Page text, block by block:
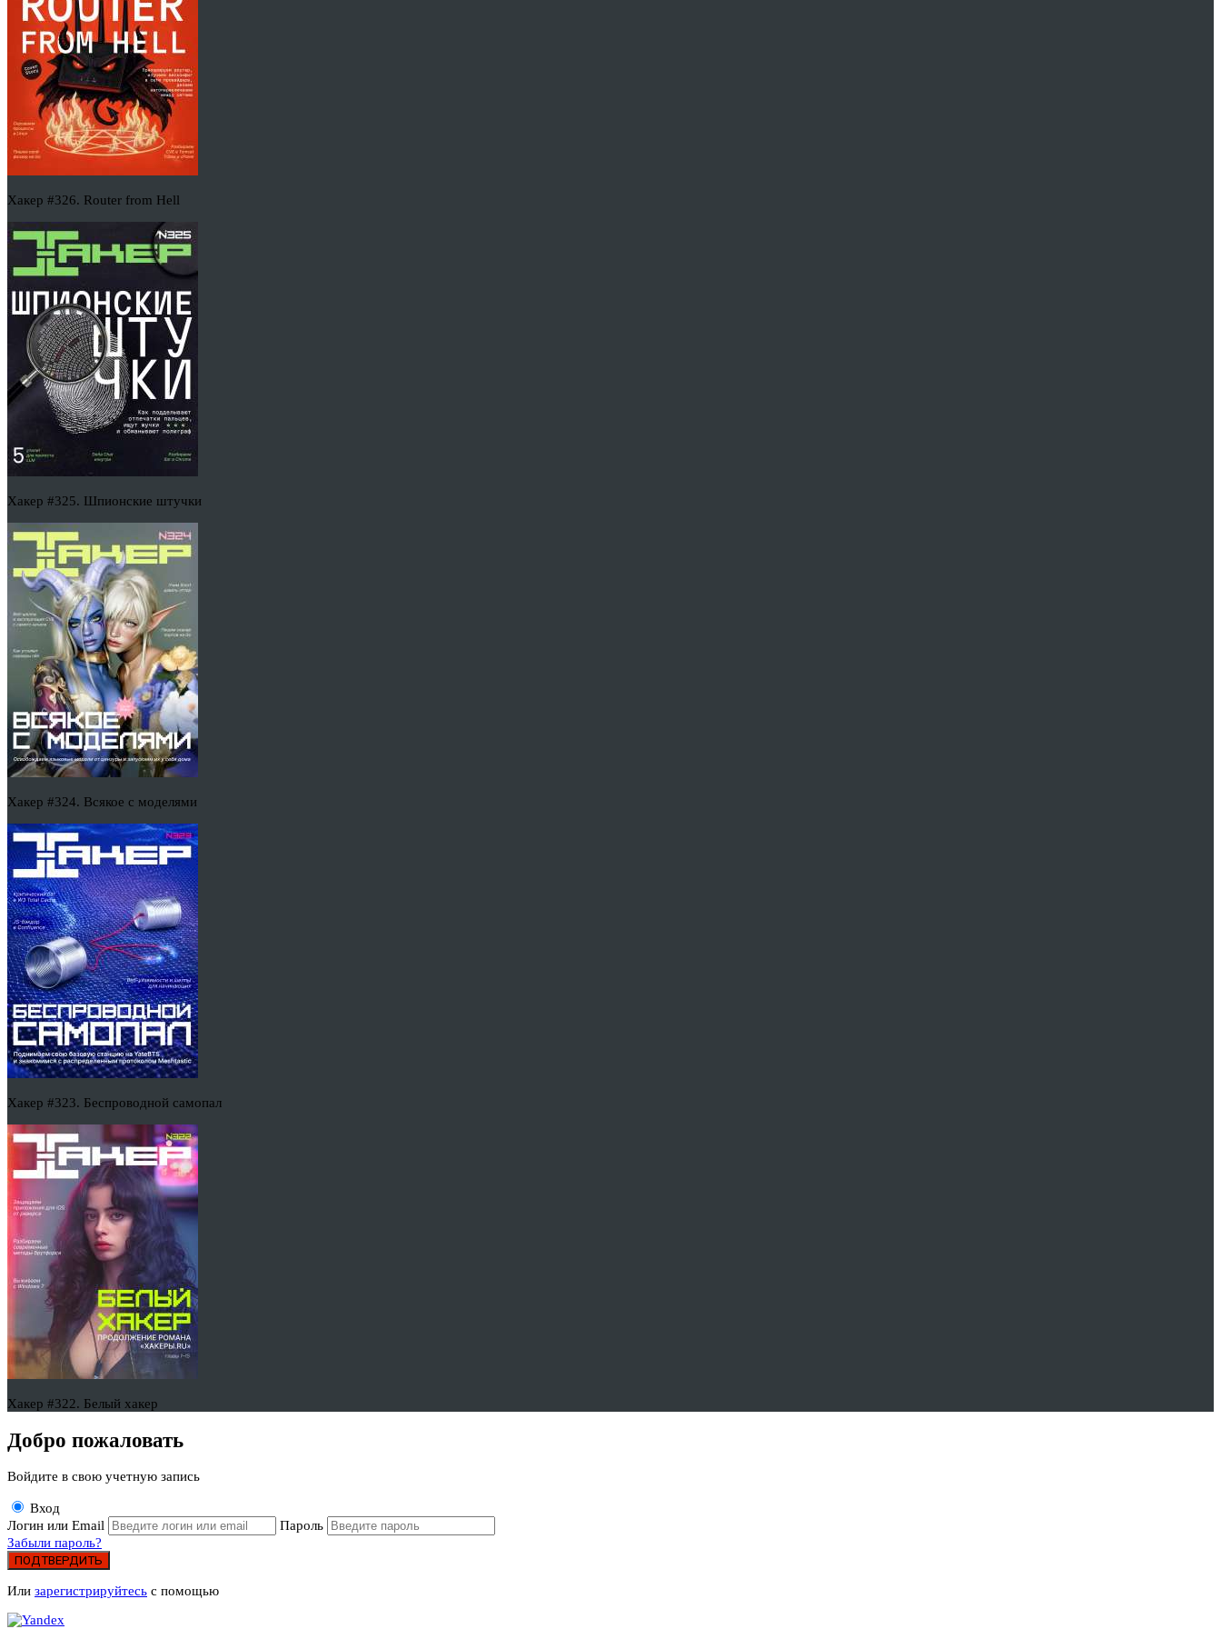
Хакер #326. Router from Hell
Хакер #325. Шпионские штучки
Хакер #324. Всякое с моделями
Хакер #323. Беспроводной самопал
Хакер #322. Белый хакер
Добро пожаловать
Войдите в свою учетную запись
Вход
Логин или Email
Пароль
Забыли пароль?
ПОДТВЕРДИТЬ
Или зарегистрируйтесь с помощью